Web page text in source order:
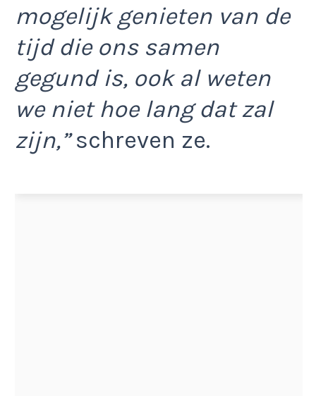
mogelijk genieten van de
tijd die ons samen
gegund is, ook al weten
we niet hoe lang dat zal
zijn,”schreven ze.